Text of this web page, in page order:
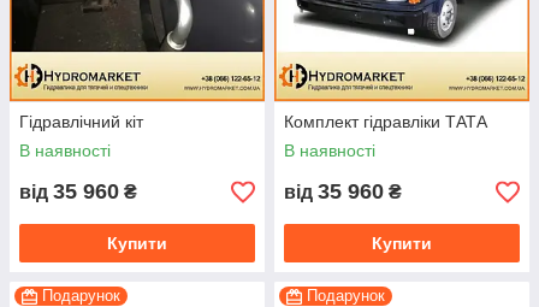
Гідравлічний кіт
В наявності
від 35 960 ₴
Купити
Комплект гідравліки ТАТА
В наявності
від 35 960 ₴
Купити
Подарунок Подарунок